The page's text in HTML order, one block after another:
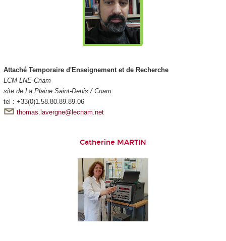
Attaché Temporaire d'Enseignement et de Recherche
LCM LNE-Cnam
site de La Plaine Saint-Denis / Cnam
tel : +33(0)1.58.80.89.89.06
thomas.lavergne@lecnam.net
Catherine MARTIN